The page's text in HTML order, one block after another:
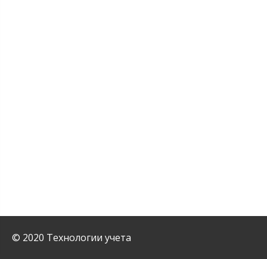
© 2020 Технологии учета